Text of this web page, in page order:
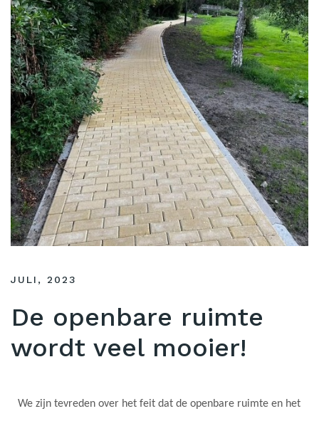
JULI, 2023
De openbare ruimte
wordt veel mooier!
We zijn tevreden over het feit dat de openbare ruimte en het